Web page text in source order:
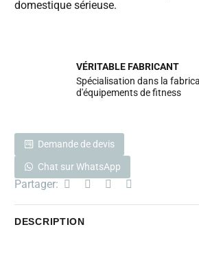
domestique sérieuse.
VÉRITABLE FABRICANT
Spécialisation dans la
d'équipements de fitness
Demande de devis
Chat sur WhatsApp
Partager:
DESCRIPTION